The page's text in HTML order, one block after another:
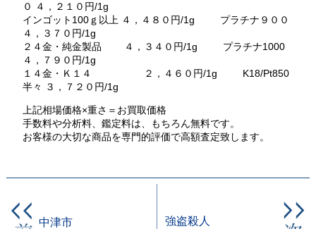
０ ４，２１０円/1g
インゴット100ｇ以上 ４，４８０円/1g プラチナ９００
４，３７０円/1g
２４金・純金製品 ４，３４０円/1g プラチナ1000
４，７９０円/1g
１４金・Ｋ１４ ２，４６０円/1g K18/Pt850
半々 ３，７２０円/1g
上記相場価格×重さ＝お買取価格
手数料や分析料、鑑定料は、もちろん無料です。
お客様の大切な商品を専門的評価で高額査定致します。
中津市 強盗殺人